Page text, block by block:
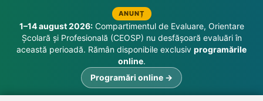
ANUNȚ
1–14 august 2026:Compartimentul de Evaluare, Orientare
Școlară și Profesională (CEOSP) nu desfășoară evaluări în
această perioadă. Rămân disponibile exclusiv programările
online.
Programări online →